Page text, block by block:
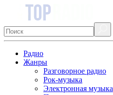
Радио
Жанры
Разговорное радио
Рок-музыка
Электронная музыка